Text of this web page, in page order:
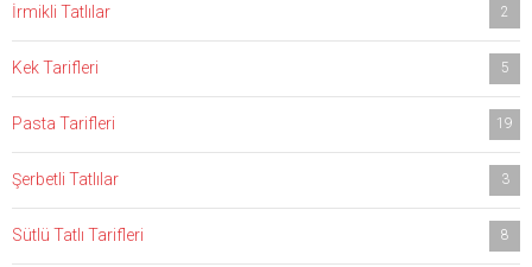
İrmikli Tatlılar 2
Kek Tarifleri 5
Pasta Tarifleri 19
Şerbetli Tatlılar 3
Sütlü Tatlı Tarifleri 8